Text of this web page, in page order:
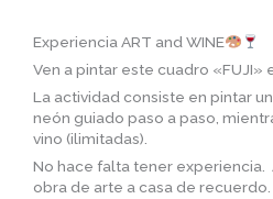
Experiencia ART and WINE
Ven a pintar este cuadro «FUJI»
La actividad consiste en pintar
neón guiado paso a paso,
vino (ilimitadas).
No hace falta tener experiencia.
obra de arte a casa de recuerdo.